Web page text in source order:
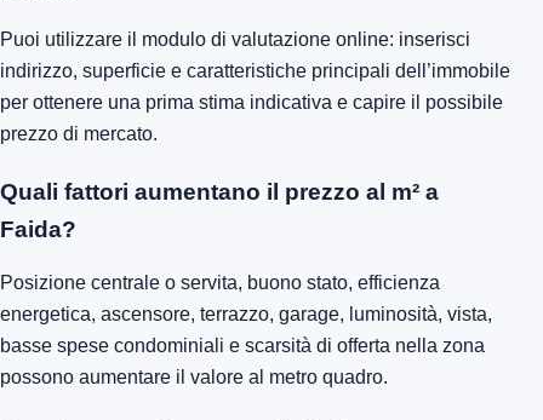
Puoi utilizzare il modulo di valutazione online: inserisci
indirizzo, superficie e caratteristiche principali dell’immobile
per ottenere una prima stima indicativa e capire il possibile
prezzo di mercato.
Quali fattori aumentano il prezzo al m² a
Faida?
Posizione centrale o servita, buono stato, efficienza
energetica, ascensore, terrazzo, garage, luminosità, vista,
basse spese condominiali e scarsità di offerta nella zona
possono aumentare il valore al metro quadro.